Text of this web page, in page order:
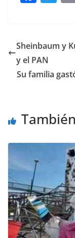
e
b
o
er
Sheinbaum y
y el PAN
Su familia